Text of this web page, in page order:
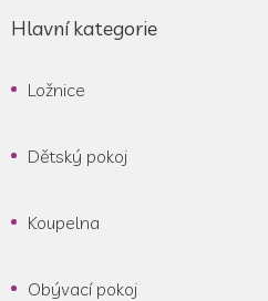
Hlavní kategorie
Ložnice
Dětský pokoj
Koupelna
Obývací pokoj